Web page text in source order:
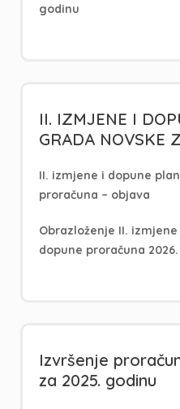
godinu
II. IZMJENE I
GRADA NOVSKE
II. izmjene i dopune
proračuna – objava
Obrazloženje II. izmjene
dopune proračuna 2026.
Izvršenje
za 2025. godinu